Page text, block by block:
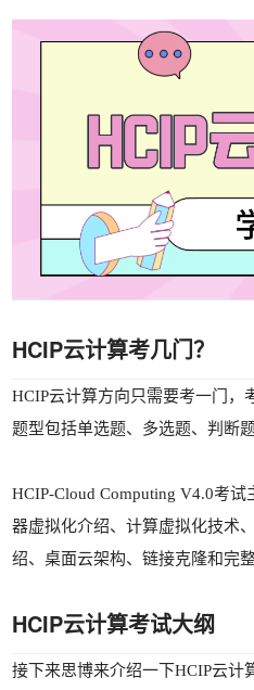
HCIP云计算考几门？
HCIP云计算方向只需要考一门，
题型包括单选题、多选题、判断
HCIP-Cloud Computing V4.0考
器虚拟化介绍、计算虚拟化技术
绍、桌面云架构、链接克隆和完
HCIP云计算考试大纲
接下来思博来介绍一下HCIP云计